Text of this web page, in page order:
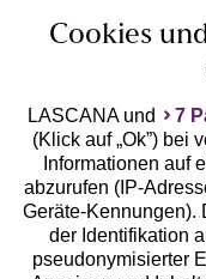
Geprüfte
Cookies
LASCANA und 7
(Klick auf „Ok”) bei
Informationen auf
abzurufen (IP-
Geräte-Kennungen).
der Identifikation
pseudonymisierter